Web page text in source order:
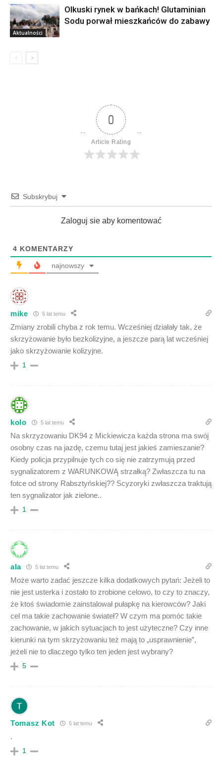
Aktualności
Olkuski rynek w bańkach! Glutaminian
Sodu porwał mieszkańców do zabawy
0
Article Rating
Subskrybuj
Zaloguj sie aby komentować
4 KOMENTARZY
najnowszy
mike 5 lat temu
Zmiany zrobili chyba z rok temu. Wcześniej działały tak, że
skrzyżowanie było bezkolizyjne, a jeszcze parą lat wcześniej
jako skrzyżowanie kolizyjne.
1
kolo 5 lat temu
Na skrzyzowaniu DK94 z Mickiewicza każda strona ma swój
osobny czas na jazdę, czemu tutaj jest jakieś zamieszanie?
Kiedy policja przypilnuje tych co się nie zatrzymują przed
sygnalizatorem z WARUNKOWĄ strzałką? Zwłaszcza tu na
fotce od strony Rabsztyńskiej?? Scyzoryki zwłaszcza traktują
ten sygnalizator jak zielone..
1
ala 5 lat temu
Może warto zadać jeszcze kilka dodatkowych pytań: Jeżeli to
nie jest usterka i zostało to zrobione celowo, to czy to znaczy,
że ktoś świadomie zainstalował pułapkę na kierowców? Jaki
cel ma takie zachowanie świateł? W czym ma pomóc takie
zachowanie, w jakich sytuacjach to jest użyteczne? Czy inne
kierunki na tym skrzyżowaniu też mają to „usprawnienie”,
jeżeli nie to dlaczego tylko ten jeden jest wybrany?
5
Tomasz Kot 5 lat temu
.
1